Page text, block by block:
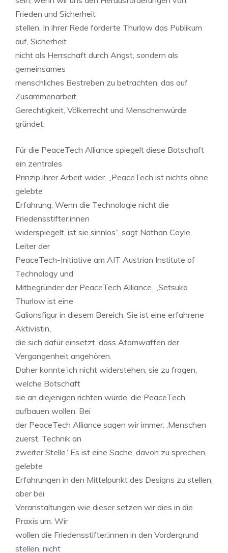
Frieden und Sicherheit
stellen. In ihrer Rede forderte Thurlow das Publikum
auf, Sicherheit
nicht als Herrschaft durch Angst, sondern als
gemeinsames
menschliches Bestreben zu betrachten, das auf
Zusammenarbeit,
Gerechtigkeit, Völkerrecht und Menschenwürde
gründet.
Für die PeaceTech Alliance spiegelt diese Botschaft
ein zentrales
Prinzip ihrer Arbeit wider. „PeaceTech ist nichts ohne
gelebte
Erfahrung. Wenn die Technologie nicht die
Friedensstifter:innen
widerspiegelt, ist sie sinnlos“, sagt Nathan Coyle,
Leiter der
PeaceTech-Initiative am AIT Austrian Institute of
Technology und
Mitbegründer der PeaceTech Alliance. „Setsuko
Thurlow ist eine
Galionsfigur in diesem Bereich. Sie ist eine erfahrene
Aktivistin,
die sich dafür einsetzt, dass Atomwaffen der
Vergangenheit angehören.
Daher konnte ich nicht widerstehen, sie zu fragen,
welche Botschaft
sie an diejenigen richten würde, die PeaceTech
aufbauen wollen. Bei
der PeaceTech Alliance sagen wir immer: ‚Menschen
zuerst, Technik an
zweiter Stelle.‘ Es ist eine Sache, davon zu sprechen,
gelebte
Erfahrungen in den Mittelpunkt des Designs zu stellen,
aber bei
Veranstaltungen wie dieser setzen wir dies in die
Praxis um. Wir
wollen die Friedensstifter:innen in den Vordergrund
stellen, nicht